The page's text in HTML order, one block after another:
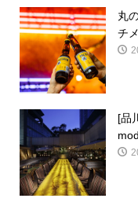
丸
チ
[品